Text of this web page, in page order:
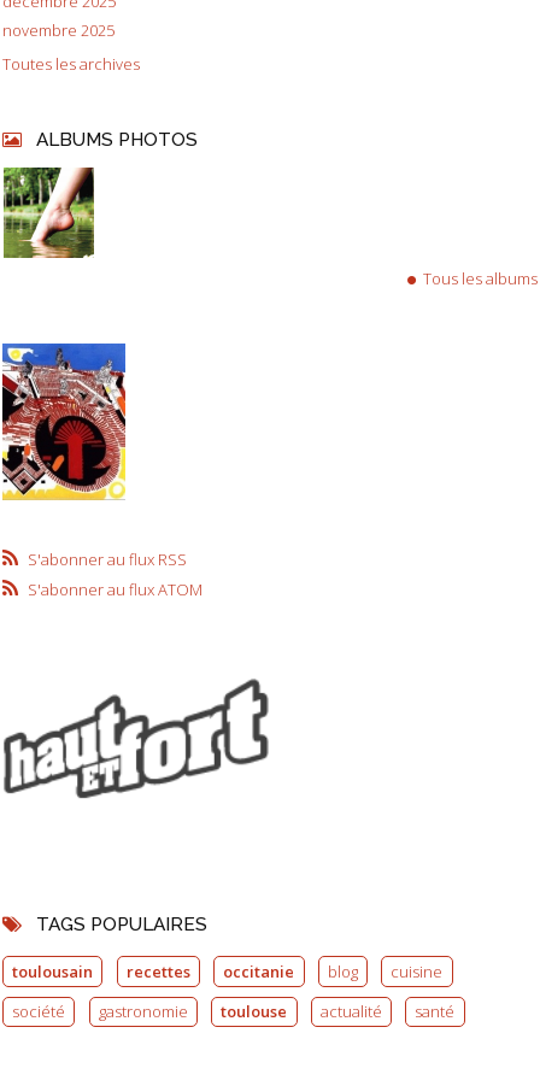
novembre 2025
Toutes les archives
ALBUMS PHOTOS
Tous les albums
S'abonner au flux RSS
S'abonner au flux ATOM
TAGS POPULAIRES
toulousain recettes occitanie blog
cuisine
société
gastronomie toulouse actualité santé